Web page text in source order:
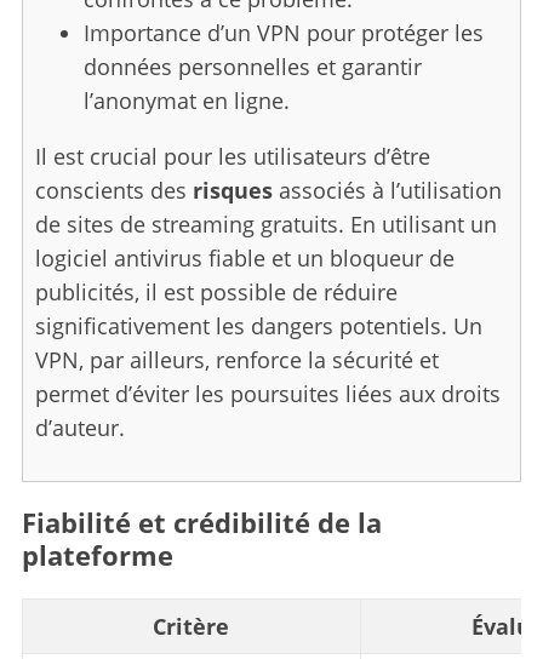
Importance d’un VPN pour protéger les
données personnelles et garantir
l’anonymat en ligne.
Il est crucial pour les utilisateurs d’être
conscients des risquesassociés à l’utilisation
de sites de streaming gratuits. En utilisant un
logiciel antivirus fiable et un bloqueur de
publicités, il est possible de réduire
significativement les dangers potentiels. Un
VPN, par ailleurs, renforce la sécurité et
permet d’éviter les poursuites liées aux droits
d’auteur.
Fiabilité et crédibilité de la
plateforme
Critère